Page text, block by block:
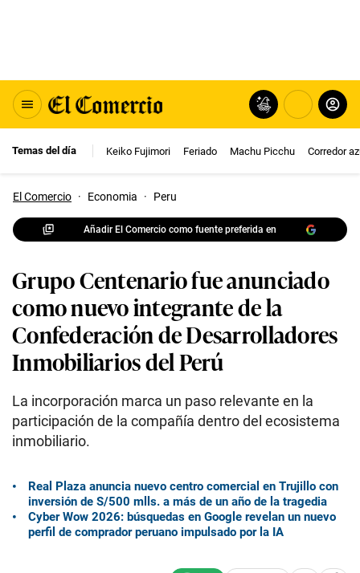
Temas del día Keiko Fujimori Feriado Machu Picchu Corredor
El Comercio · Economia · Peru
Añadir El Comercio como fuente preferida en
Grupo Centenario fue anunciado
como nuevo integrante de la
Confederación de Desarrolladores
Inmobiliarios del Perú
La incorporación marca un paso relevante en la
participación de la compañía dentro del ecosistema
inmobiliario.
Real Plaza anuncia nuevo centro comercial en Trujillo con
inversión de S/500 mlls. a más de un año de la tragedia
Cyber Wow 2026: búsquedas en Google revelan un nuevo
perfil de comprador peruano impulsado por la IA